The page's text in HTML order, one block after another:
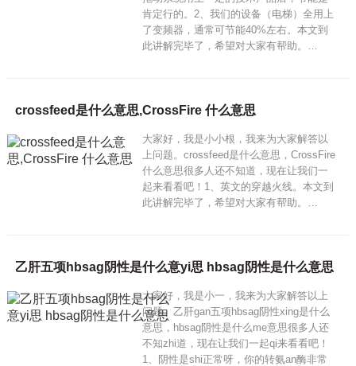
肯定行的。2、我们的设备（电梯）全用上
了变频器，通常可节能40%左右。本文到
此讲解完毕了，希望对大家有帮助。…
crossfeed是什么意思,CrossFire 什么意思
大家好，我是小小根，我来为大家解答以
上问题。crossfeed是什么意思，CrossFire
什么意思很多人还不知道，现在让我们一
起来看看吧！1、英文的穿越火线。本文到
此讲解完毕了，希望对大家有帮助。…
乙肝五项hbsag阴性是什么意yi思 hbsag阴性是什么意思
大家好，我是小一，我来为大家解答以上
问题。乙肝gan五项hbsag阴性xing是什么
意思，hbsag阴性是什么me意思很多人还
不知zhi道，现在让我们一起qi来看看吧！
1、阴性是shi正常呀，你的转氨an酶非常